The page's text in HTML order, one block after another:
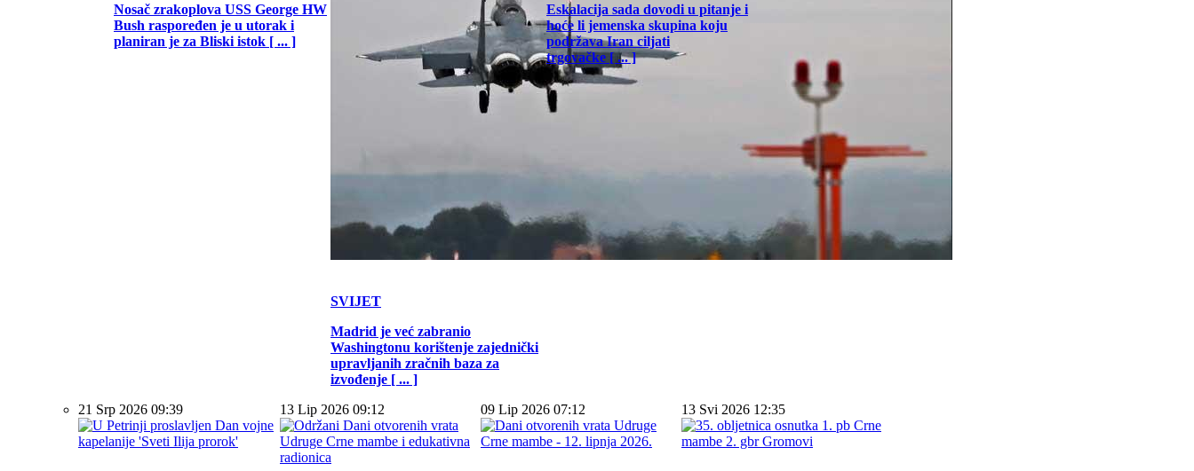
Nosač zrakoplova USS George HW
Bush raspoređen je u utorak i
planiran je za Bliski istok [ ... ]
SVIJET
Madrid je već zabranio
Washingtonu korištenje zajednički
upravljanih zračnih baza za
izvođenje [ ... ]
Eskalacija sada dovodi u pitanje i
hoće li jemenska skupina koju
podržava Iran ciljati
trgovačke [ ... ]
21 Srp 2026 09:39 13 Lip 2026 09:12 09 Lip 2026 07:12 13 Svi 2026 12:35